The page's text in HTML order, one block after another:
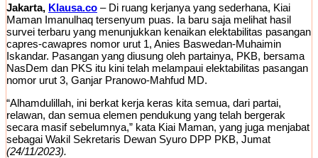
Jakarta, Klausa.co – Di ruang kerjanya yang sederhana, Kiai
Maman Imanulhaq tersenyum puas. Ia baru saja melihat hasil
survei terbaru yang menunjukkan kenaikan elektabilitas pasangan
capres-cawapres nomor urut 1, Anies Baswedan-Muhaimin
Iskandar. Pasangan yang diusung oleh partainya, PKB, bersama
NasDem dan PKS itu kini telah melampaui elektabilitas pasangan
nomor urut 3, Ganjar Pranowo-Mahfud MD.
“Alhamdulillah, ini berkat kerja keras kita semua, dari partai,
relawan, dan semua elemen pendukung yang telah bergerak
secara masif sebelumnya,” kata Kiai Maman, yang juga menjabat
sebagai Wakil Sekretaris Dewan Syuro DPP PKB, Jumat
(24/11/2023).